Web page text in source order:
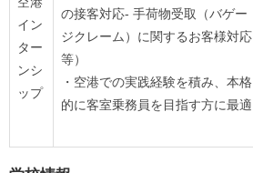
イン
ター
ンシ
ップ
の接客対応- 手荷物受取（バゲー
ジクレーム）に関するお客様対応
等）
・空港での実践経験を積み、本格
的に客室乗務員を目指す方に最適